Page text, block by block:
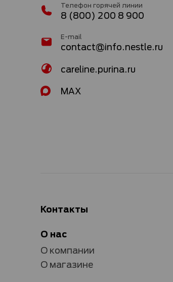
Телефон горячей линии
8 (800) 200 8 900
E-mail
contact@info.nestle.ru
careline.purina.ru
MAX
Контакты
О нас
О компании
О магазине